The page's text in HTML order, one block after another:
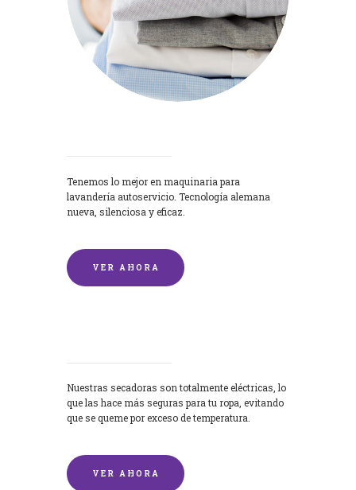
Tenemos lo mejor en maquinaria para
lavandería autoservicio. Tecnología alemana
nueva, silenciosa y eficaz.
VER AHORA
Nuestras secadoras son totalmente eléctricas, lo
que las hace más seguras para tu ropa, evitando
que se queme por exceso de temperatura.
VER AHORA